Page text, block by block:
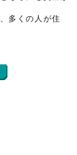
多くの人が住